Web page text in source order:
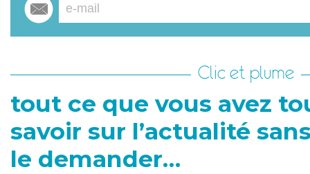
Clic et plume
tout ce que vous avez
savoir sur l’actualité
le demander…